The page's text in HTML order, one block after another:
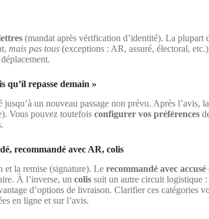
(mandat après vérification d’identité). La plupart
mais pas tous (exceptions : AR, assuré, électoral,
qu’il repasse demain »
jusqu’à un nouveau passage non prévu. Après l’avis,
Vous pouvez toutefois configurer vos préférences
recommandé avec AR, colis
et la remise (signature). Le recommandé avec
À l’inverse, un colis suit un autre circuit logistique
d’options de livraison. Clarifier ces catégories
en ligne et sur l’avis.